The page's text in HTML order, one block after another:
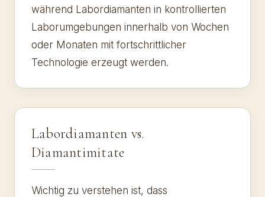
während Labordiamanten in kontrollierten
Laborumgebungen innerhalb von Wochen
oder Monaten mit fortschrittlicher
Technologie erzeugt werden.
Labordiamanten vs.
Diamantimitate
Wichtig zu verstehen ist, dass